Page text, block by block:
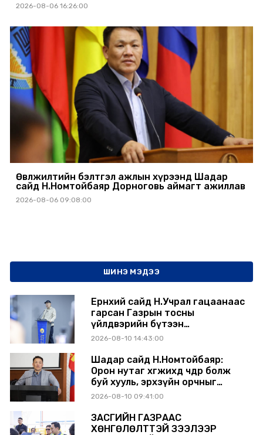
2026-08-06 16:26:00
Өвөлжилтийн бэлтгэл ажлын хүрээнд Шадар
сайд Н.Номтойбаяр Дорноговь аймагт ажиллав
2026-08-06 09:08:00
ШИНЭ МЭДЭЭ
Ерөнхий сайд Н.Учрал гацаанаас
гарсан Газрын тосны
үйлдвэрийн бүтээн
байгуулалтыг тасралтгүй
хангамжийг баталгаажуулах
үүрэг өгөв
2026-08-10 14:43:00
Шадар сайд Н.Номтойбаяр:
Орон нутаг хөгжихөд чөдөр болж
буй хууль, эрхзүйн орчныг
шинэчилнэ
2026-08-10 09:41:00
ЗАСГИЙН ГАЗРААС
ХӨНГӨЛӨЛТТЭЙ ЗЭЭЛЭЭР